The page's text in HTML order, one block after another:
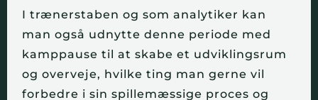
I trænerstaben og som analytiker kan
man også udnytte denne periode med
kamppause til at skabe et udviklingsrum
og overveje, hvilke ting man gerne vil
forbedre i sin spillemæssige proces og